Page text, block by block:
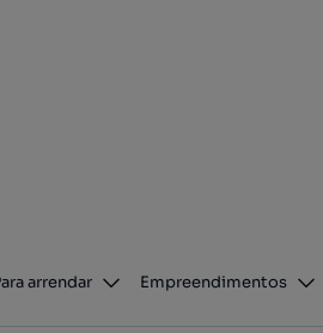
arrendar Empreendimentos